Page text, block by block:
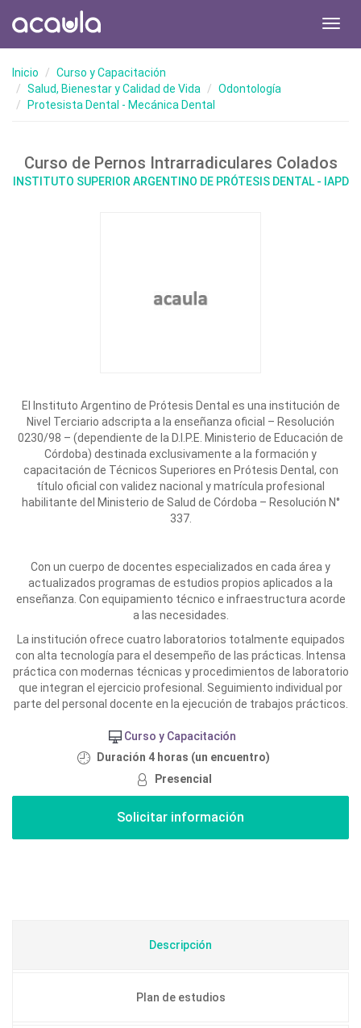
Inicio
Curso y Capacitación
Salud, Bienestar y Calidad de Vida
Odontología
Protesista Dental - Mecánica Dental
Curso de Pernos Intrarradiculares Colados
INSTITUTO SUPERIOR ARGENTINO DE PRÓTESIS DENTAL - IAPD
El Instituto Argentino de Prótesis Dental es una institución de
Nivel Terciario adscripta a la enseñanza oficial – Resolución
0230/98 – (dependiente de la D.I.P.E. Ministerio de Educación de
Córdoba) destinada exclusivamente a la formación y
capacitación de Técnicos Superiores en Prótesis Dental, con
título oficial con validez nacional y matrícula profesional
habilitante del Ministerio de Salud de Córdoba – Resolución N°
337.
Con un cuerpo de docentes especializados en cada área y
actualizados programas de estudios propios aplicados a la
enseñanza. Con equipamiento técnico e infraestructura acorde
a las necesidades.
La institución ofrece cuatro laboratorios totalmente equipados
con alta tecnología para el desempeño de las prácticas. Intensa
práctica con modernas técnicas y procedimientos de laboratorio
que integran el ejercicio profesional. Seguimiento individual por
parte del personal docente en la ejecución de trabajos prácticos.
Curso y Capacitación
Duración 4 horas (un encuentro)
Presencial
Descripción
Plan de estudios